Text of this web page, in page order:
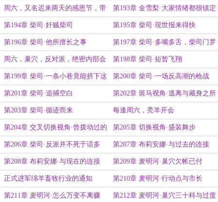
误 指令
周六，又名迟来两天的感恩节，带
来一份不知谁写的绝密文件
第193章 金雪梨·大家情绪都很镇定
第194章 柴司·奸贼柴司 第195章 柴司·现世报来得快
第196章 柴司·他所擅长之事 第197章 柴司·多嘴多舌，柴司门罗
周六，巢穴，反对派，绝密内部会
议
第198章 柴司·短暂飞翔
第199章 柴司·一条小巷竟能挤下这
么多人
第200章 柴司·一场反高潮的枪战
第201章 柴司·追捕空白 第202章 斑马视角·逃离与藏身之所
第203章 柴司·循迹而来 每逢周六，秃羊开会
第204章 交叉切换视角·曾拨动过的
历史
第205章 切换视角·盛装舞步
第206章 柴司·反派并不死于话多 第207章 布莉安娜·与过去的连接
第208章 布莉安娜·与现在的连接 第209章 麦明河·巢穴欠帐已付
正式进军绵羊畜牧行业的通知 第210章 麦明河·行动点与市长
第211章 麦明河·怎么万变不离赚 第212章 麦明河·巢穴三十科与过度